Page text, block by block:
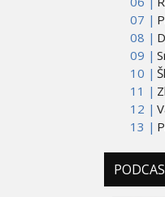
07 |
08 |
09 |
10 |
11 |
12 |
13 |